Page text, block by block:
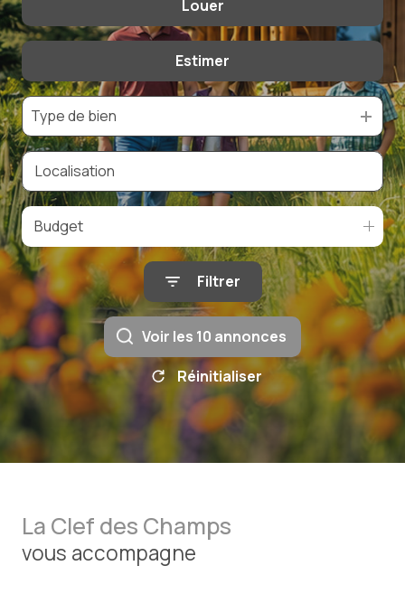
De l'immo pro
Louer
Estimer
Type de bien
Budget
Filtrer
Voir les 10 annonces
Réinitialiser
La Clef des Champs
vous accompagne